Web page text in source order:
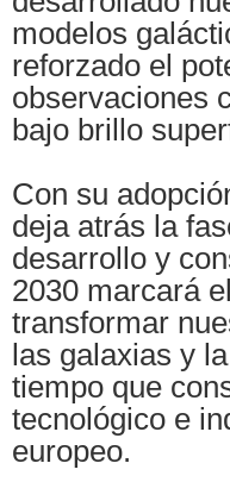
modelos
reforzado el
observaciones
bajo brillo
Con su
deja atrás la
desarrollo y
2030 marcará
transformar
las galaxias y
tiempo que
tecnológico e
europeo.